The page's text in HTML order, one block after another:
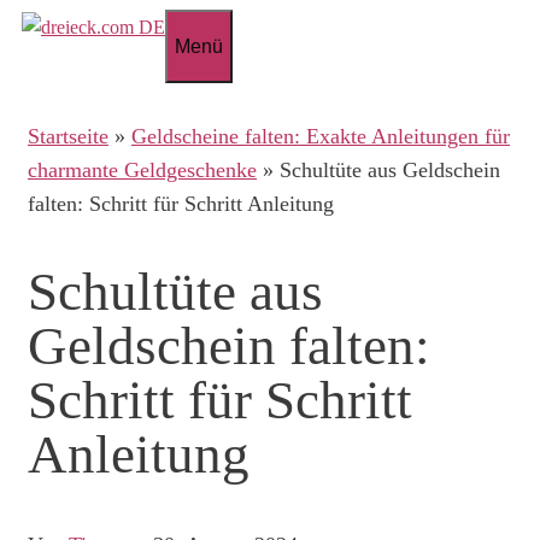
Zum
Menü
Startseite » Geldscheine falten: Exakte Anleitungen für
charmante Geldgeschenke » Schultüte aus Geldschein
falten: Schritt für Schritt Anleitung
Schultüte aus
Geldschein falten:
Schritt für Schritt
Anleitung